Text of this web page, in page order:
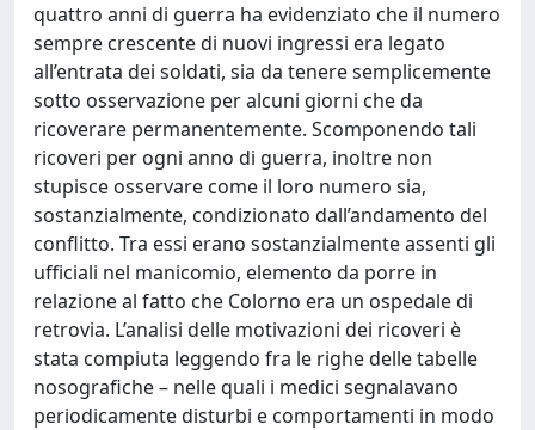
quattro anni di guerra ha evidenziato che il numero
sempre crescente di nuovi ingressi era legato
all’entrata dei soldati, sia da tenere semplicemente
sotto osservazione per alcuni giorni che da
ricoverare permanentemente. Scomponendo tali
ricoveri per ogni anno di guerra, inoltre non
stupisce osservare come il loro numero sia,
sostanzialmente, condizionato dall’andamento del
conflitto. Tra essi erano sostanzialmente assenti gli
ufficiali nel manicomio, elemento da porre in
relazione al fatto che Colorno era un ospedale di
retrovia. L’analisi delle motivazioni dei ricoveri è
stata compiuta leggendo fra le righe delle tabelle
nosografiche – nelle quali i medici segnalavano
periodicamente disturbi e comportamenti in modo